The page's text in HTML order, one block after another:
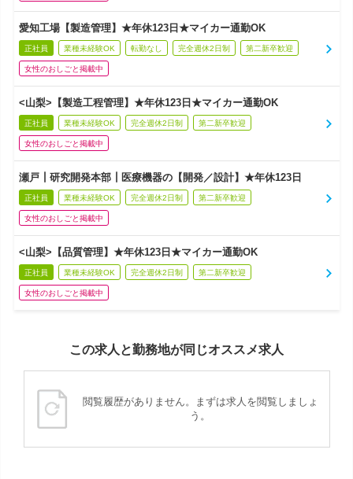
愛知工場【製造管理】★年休123日★マイカー通勤OK
正社員 業種未経験OK 転勤なし 完全週休2日制 第二新卒歓迎
女性のおしごと掲載中
<山梨>【製造工程管理】★年休123日★マイカー通勤OK
正社員 業種未経験OK 完全週休2日制 第二新卒歓迎
女性のおしごと掲載中
瀬戸┃研究開発本部┃医療機器の【開発／設計】★年休123日
正社員 業種未経験OK 完全週休2日制 第二新卒歓迎
女性のおしごと掲載中
<山梨>【品質管理】★年休123日★マイカー通勤OK
正社員 業種未経験OK 完全週休2日制 第二新卒歓迎
女性のおしごと掲載中
この求人と勤務地が同じオススメ求人
閲覧履歴がありません。まずは求人を閲覧しましょ
う。